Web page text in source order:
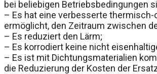
bei beliebigen Betriebsbedingungen
– Es hat eine verbesserte
ermöglicht, den Zeitraum zwischen
– Es reduziert den Lärm;
– Es korrodiert keine nicht
– Es ist mit Dichtungsmaterialien
die Reduzierung der Kosten der